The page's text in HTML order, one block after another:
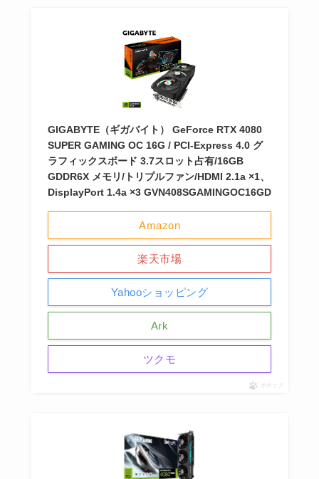
GIGABYTE（ギガバイト） GeForce RTX 4080
SUPER GAMING OC 16G / PCI-Express 4.0 グ
ラフィックスボード 3.7スロット占有/16GB
GDDR6X メモリ/トリプルファン/HDMI 2.1a ×1、
DisplayPort 1.4a ×3 GVN408SGAMINGOC16GD
Amazon
楽天市場
Yahooショッピング
Ark
ツクモ
ポチップ